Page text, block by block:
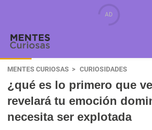
MENTES CURIOSAS CURIOSIDADES
¿qué es lo primero que
revelará tu emoción
necesita ser explotada